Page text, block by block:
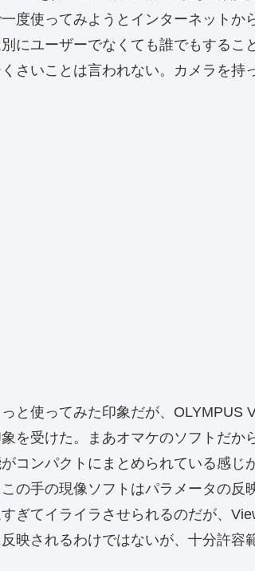
度使ってみようとインターネット
にユーザーでなくても誰でもする
さいことは言われない。カメラを
と使ってみた印象だが、OLYMPUS
を受けた。まあオマケのソフトだ
コンパクトにまとめられている感じ
の手の現像ソフトはパラメータの
ぎてイライラさせられるのだが、
映されるわけではないが、十分許容